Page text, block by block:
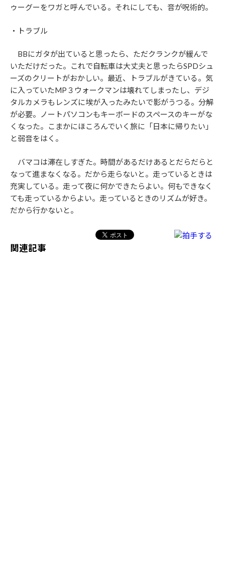
ゥーグーをワガと呼んでいる。それにしても、音が呪術的。
・トラブル
BBにガタが出ていると思ったら、ただクランクが緩んで
いただけだった。これで自転車は大丈夫と思ったらSPDシュ
ーズのクリートがおかしい。最近、トラブルがきている。気
に入っていたMP３ウォークマンは壊れてしまったし、デジ
タルカメラもレンズに埃が入ったみたいで影がうつる。分解
が必要。ノートパソコンもキーボードのスペースのキーがな
くなった。こまかにほころんでいく旅に「日本に帰りたい」
と弱音をはく。
バマコは滞在しすぎた。時間があるだけあるとだらだらと
なって進まなくなる。だから走らないと。走っているときは
充実している。走って夜に何かできたらよい。何もできなく
ても走っているからよい。走っているときのリズムが好き。
だから行かないと。
関連記事